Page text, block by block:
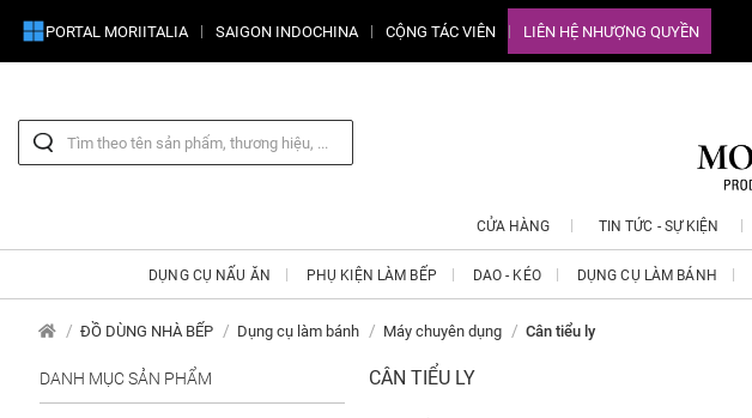
PORTAL MORIITALIA SAIGON INDOCHINA CỘNG TÁC VIÊN LIÊN HỆ NHƯỢNG QUYỀN
CỬA HÀNG TIN TỨC - SỰ KIỆN
DỤNG CỤ NẤU ĂN PHỤ KIỆN LÀM BẾP DAO - KÉO DỤNG CỤ LÀM BÁNH
ĐỒ DÙNG NHÀ BẾP Dụng cụ làm bánh Máy chuyên dụng Cân tiểu ly
DANH MỤC SẢN PHẨM CÂN TIỂU LY